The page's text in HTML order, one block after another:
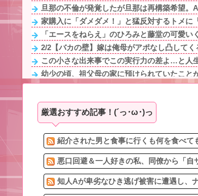
旦那の不倫が発覚したが旦那は再構築希望。
家購入に「ダメダメ！」と猛反対するトメに
「エースをねらえ」のひろみと藤堂の可愛
2/2【バカの壁】嫁は俺母がアポなし凸して
この小さな出来事でこの実行力の差よ…と人
幼少の頃、祖父母の家に預けられていたこと
お姫様だっこを夢見る肥満な私、プールであ
電車内で好きな子がバレてからかわれていた
結婚前提で同棲してた恋人にウワキされ、私
嫁をもう1回惚れさすにはどうしたらいい？
厳選おすすめ記事！(´っ･ω･)っ
紹介された男と食事に行くも何を食べ
悪口回避＆一人好きの私、同僚から「
知人Aが卑劣なひき逃げ被害に遭遇し、